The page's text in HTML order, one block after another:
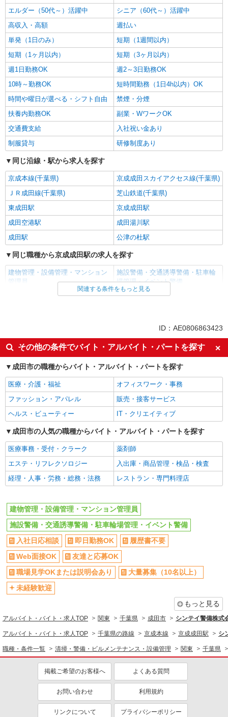
エルダー（50代～）活躍中
シニア（60代～）活躍中
高収入・高額
週払い
単発（1日のみ）
短期（1週間以内）
短期（1ヶ月以内）
短期（3ヶ月以内）
週1日勤務OK
週2～3日勤務OK
10時～勤務OK
短時間勤務（1日4h以内）OK
時間や曜日が選べる・シフト自由
禁煙・分煙
扶養内勤務OK
副業・WワークOK
交通費支給
入社祝い金あり
制服貸与
研修制度あり
同じ沿線・駅から求人を探す
京成本線(千葉県)
京成成田スカイアクセス線(千葉県)
ＪＲ成田線(千葉県)
芝山鉄道(千葉県)
東成田駅
京成成田駅
成田空港駅
成田湯川駅
成田駅
公津の杜駅
同じ職種から京成成田駅の求人を探す
建物管理・設備管理・マンション
管理員
施設警備・交通誘導警備・駐車輪
場管理・イベント警備
同じ特徴から京成成田駅の求人を探す
入社日応相談
即日勤務OK
履歴書不要
Web面接OK
友達と応募OK
職場見学OKまたは説明会あり
大量募集（10名以上）
未経験歓迎
経験者・有資格者歓迎
女性活躍中
主婦・主夫歓迎
フリーター歓迎
学歴不問
ブランクOK
ミドル（40代～）活躍中
エルダー（50代～）活躍中
シニア（60代～）活躍中
単発（1日のみ）
短期（1週間以内）
短期（1ヶ月以内）
短期（3ヶ月以内）
週1日勤務OK
週2～3日勤務OK
10時～勤務OK
短時間勤務（1日4h以内）OK
時間や曜日が選べる・シフト自由
禁煙・分煙
扶養内勤務OK
制服貸与
研修制度あり
同じ職種から求人を探す
清掃・警備・ビルメンテナンス・設備管理
建物管理・設備管理・マンショ
施設警備・交通誘導警備・駐車
同じ特徴から求人を探す
大学生歓迎
関連する条件をもっと見る
ID：AE0806863423
その他の条件でバイト・アルバイト・パートを探す
成田市の職種からバイト・アルバイト・パートを探す
医療・介護・福祉
オフィスワーク・事務
ファッション・アパレル
販売・接客サービス
ヘルス・ビューティー
IT・クリエイティブ
成田市の人気の職種からバイト・アルバイト・パートを探す
医療事務・受付・クラーク
薬剤師
エステ・リフレクソロジー
入出庫・商品管理・検品・検査
経理・人事・労務・総務・法務
レストラン・専門料理店
建物管理・設備管理・マンション管理員
施設警備・交通誘導警備・駐車輪場管理・イベント警備
入社日応相談
即日勤務OK
履歴書不要
Web面接OK
友達と応募OK
職場見学OKまたは説明会あり
大量募集（10名以上）
未経験歓迎
もっと見る
アルバイト・バイト・求人TOP 関東 千葉県 成田市 シンテイ警備株
アルバイト・バイト・求人TOP 千葉県の路線 京成本線 京成成田駅 シ
職種・条件一覧 清掃・警備・ビルメンテナンス・設備管理 関東 千葉県
掲載ご希望のお客様へ よくある質問
お問い合わせ 利用規約
リンクについて プライバシーポリシー